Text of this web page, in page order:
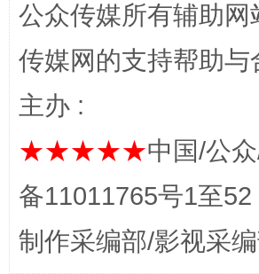
公众传媒所有辅助
传媒网的支持帮助
主办 :
★★★★★中国/公
备11011765号1至
制作采编部/影视采